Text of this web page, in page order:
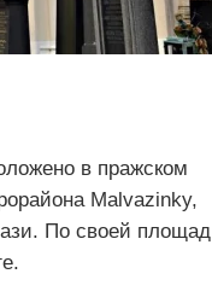
в пражском
Malvazinky,
По своей